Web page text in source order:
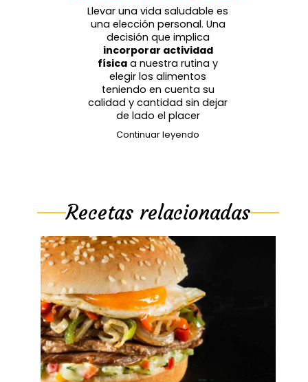
Llevar una vida saludable es
una elección personal. Una
decisión que implica
incorporar actividad
física a nuestra rutina y
elegir los alimentos
teniendo en cuenta su
calidad y cantidad sin dejar
de lado el placer
Continuar leyendo
Recetas relacionadas